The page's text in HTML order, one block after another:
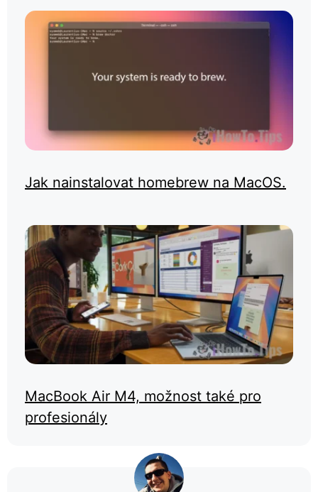
Jak nainstalovat homebrew na MacOS.
MacBook Air M4, možnost také pro
profesionály